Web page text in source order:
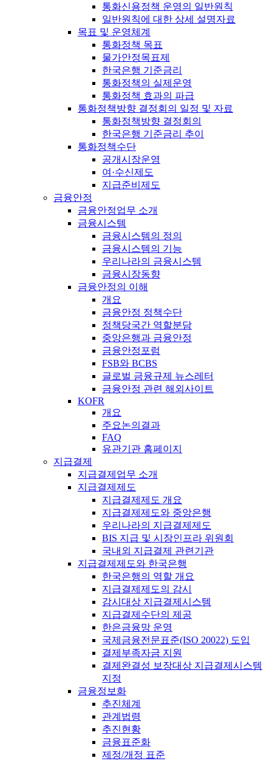
통화신용정책 운영의 일반원칙
일반원칙에 대한 상세 설명자료
목표 및 운영체계
통화정책 목표
물가안정목표제
한국은행 기준금리
통화정책의 실제운영
통화정책 효과의 파급
통화정책방향 결정회의 일정 및 자료
통화정책방향 결정회의
한국은행 기준금리 추이
통화정책수단
공개시장운영
여·수신제도
지급준비제도
금융안정
금융안정업무 소개
금융시스템
금융시스템의 정의
금융시스템의 기능
우리나라의 금융시스템
금융시장동향
금융안정의 이해
개요
금융안정 정책수단
정책당국간 역할분담
중앙은행과 금융안정
금융안정포럼
FSB와 BCBS
글로벌 금융규제 뉴스레터
금융안정 관련 해외사이트
KOFR
개요
주요논의결과
FAQ
유관기관 홈페이지
지급결제
지급결제업무 소개
지급결제제도
지급결제제도 개요
지급결제제도와 중앙은행
우리나라의 지급결제제도
BIS 지급 및 시장인프라 위원회
국내외 지급결제 관련기관
지급결제제도와 한국은행
한국은행의 역할 개요
지급결제제도의 감시
감시대상 지급결제시스템
지급결제수단의 제공
한은금융망 운영
국제금융전문표준(ISO 20022) 도입
결제부족자금 지원
결제완결성 보장대상 지급결제시스템
지정
금융정보화
추진체계
관계법령
추진현황
금융표준화
제정/개정 표준